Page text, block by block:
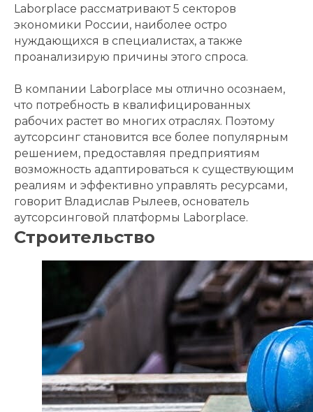
Laborplace рассматривают 5 секторов
экономики России, наиболее остро
нуждающихся в специалистах, а также
проанализирую причины этого спроса.
В компании Laborplace мы отлично осознаем,
что потребность в квалифицированных
рабочих растет во многих отраслях. Поэтому
аутсорсинг становится все более популярным
решением, предоставляя предприятиям
возможность адаптироваться к существующим
реалиям и эффективно управлять ресурсами,
говорит Владислав Рылеев, основатель
аутсорсинговой платформы Laborplace.
Строительство